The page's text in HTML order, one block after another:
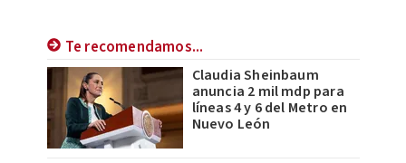
Te recomendamos...
Claudia Sheinbaum
anuncia 2 mil mdp para
líneas 4 y 6 del Metro en
Nuevo León